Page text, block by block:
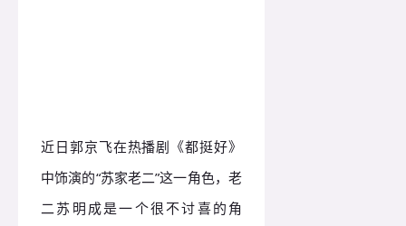
近日郭京飞在热播剧《都挺好》
中饰演的“苏家老二”这一角色，老
二苏明成是一个很不讨喜的角